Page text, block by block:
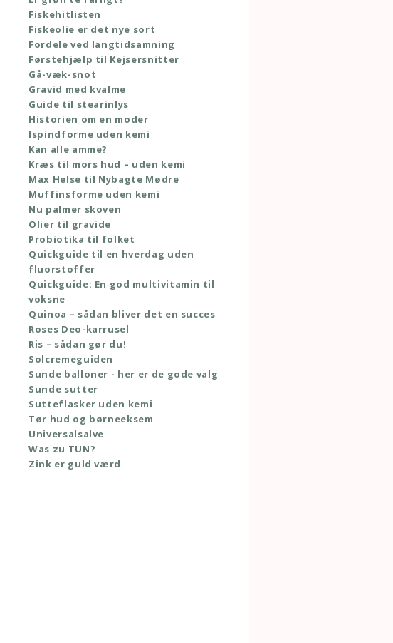
Fiskehitlisten
Fiskeolie er det nye sort
Fordele ved langtidsamning
Førstehjælp til Kejsersnitter
Gå-væk-snot
Gravid med kvalme
Guide til stearinlys
Historien om en moder
Ispindforme uden kemi
Kan alle amme?
Kræs til mors hud – uden kemi
Max Helse til Nybagte Mødre
Muffinsforme uden kemi
Nu palmer skoven
Olier til gravide
Probiotika til folket
Quickguide til en hverdag uden
fluorstoffer
Quickguide: En god multivitamin til
voksne
Quinoa – sådan bliver det en succes
Roses Deo-karrusel
Ris – sådan gør du!
Solcremeguiden
Sunde balloner - her er de gode valg
Sunde sutter
Sutteflasker uden kemi
Tør hud og børneeksem
Universalsalve
Was zu TUN?
Zink er guld værd